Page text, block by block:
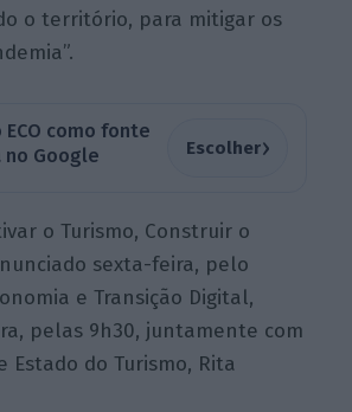
o território, para mitigar os
ECO como fonte
Google
Escolher›
o Turismo, Construir o
sexta-feira, pelo
e Transição Digital,
pelas 9h30, juntamente com
Estado do Turismo, Rita